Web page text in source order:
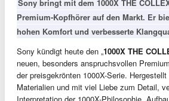
Sony bringt mit dem 1000X THE
Premium-Kopfhörer auf den Markt. Er
hohen Komfort und verbesserte
Sony kündigt heute den „1000X THE
neuen, besonders anspruchsvollen
der preisgekrönten 1000X-Serie.
Materialien und mit viel Liebe zum Detail,
Interpretation der 1000X-Philosophie.